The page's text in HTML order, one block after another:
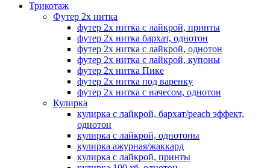
Трикотаж
Футер 2х нитка
футер 2х нитка с лайкрой, принты
футер 2х нитка бархат, однотон
футер 2х нитка с лайкрой, однотон
футер 2х нитка с лайкрой, купоны
футер 2х нитка Пике
футер 2х нитка под варенку
футер 2х нитка с начесом, однотон
Кулирка
кулирка с лайкрой, бархат/peach эффект,
однотон
кулирка с лайкрой, однотоны
кулирка ажурная/жаккард
кулирка с лайкрой, принты